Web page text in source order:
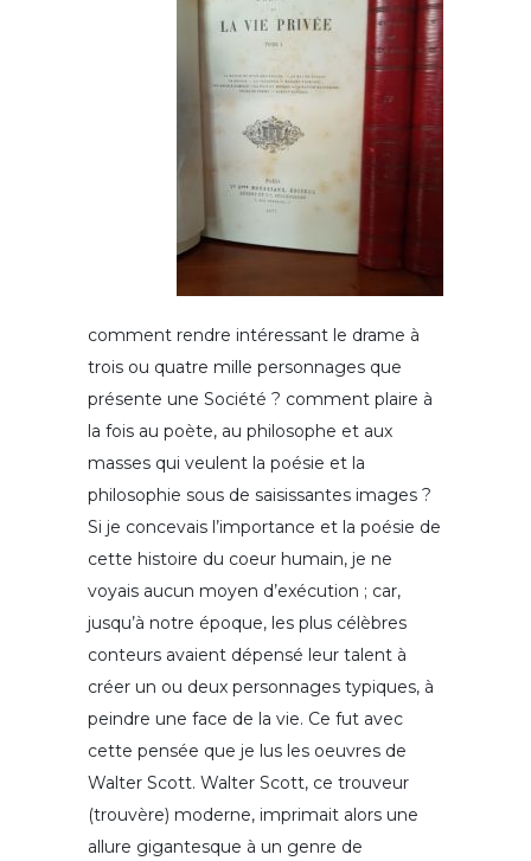
comment rendre intéressant le drame à
trois ou quatre mille personnages que
présente une Société ? comment plaire à
la fois au poète, au philosophe et aux
masses qui veulent la poésie et la
philosophie sous de saisissantes images ?
Si je concevais l’importance et la poésie de
cette histoire du coeur humain, je ne
voyais aucun moyen d’exécution ; car,
jusqu’à notre époque, les plus célèbres
conteurs avaient dépensé leur talent à
créer un ou deux personnages typiques, à
peindre une face de la vie. Ce fut avec
cette pensée que je lus les oeuvres de
Walter Scott. Walter Scott, ce trouveur
(trouvère) moderne, imprimait alors une
allure gigantesque à un genre de